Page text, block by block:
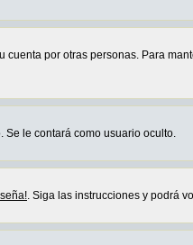
por otras personas. Para
Se le contará como usuario oculto.
. Siga las instrucciones y podrá